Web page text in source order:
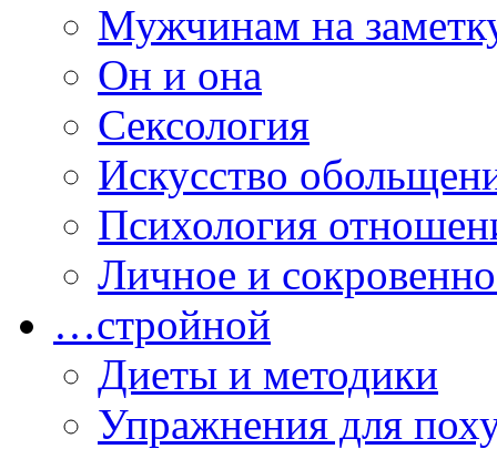
Мужчинам на
Он и она
Сексология
Искусство
Психология
Личное и
…стройной
Диеты и методики
Упражнения для